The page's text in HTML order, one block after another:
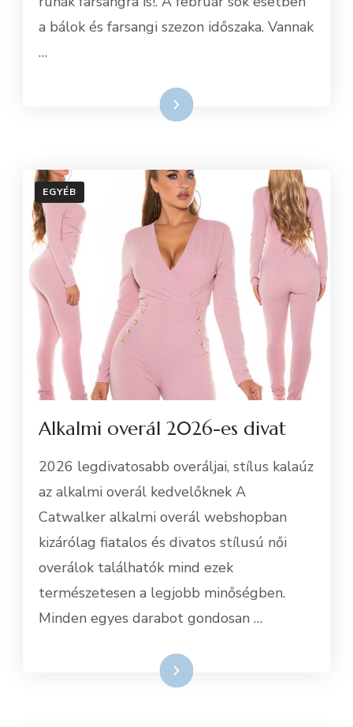
a bálok és farsangi szezon időszaka. Vannak
…
Tovább
EGYÉB
Alkalmi overál 2026-es divat
2026 legdivatosabb overáljai, stílus kalaúz
az alkalmi overál kedvelőknek A
Catwalker alkalmi overál webshopban
kizárólag fiatalos és divatos stílusú női
overálok találhatók mind ezek
természetesen a legjobb minőségben.
Minden egyes darabot gondosan …
Tovább